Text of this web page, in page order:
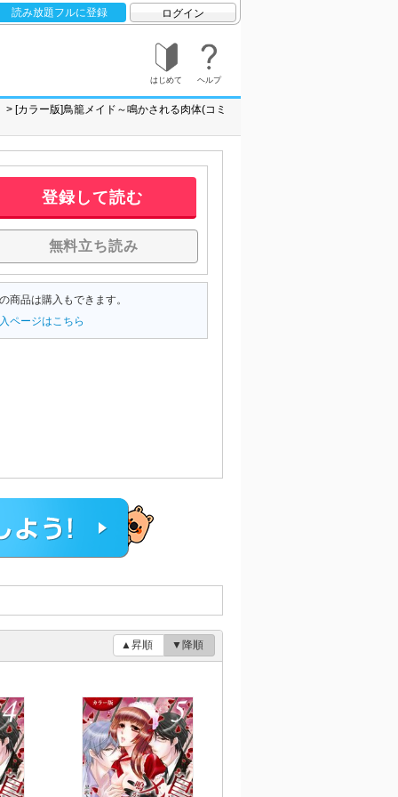
読み放題フルに登録 ログイン
はじめて ヘルプ
[カラー版]鳥籠メイド～鳴かされる肉体(コミ
登録して読む
無料立ち読み
商品は購入もできます。
ページはこちら
▲昇順 ▼降順